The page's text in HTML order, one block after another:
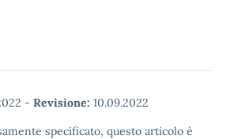
- Revisione: 10.09.2022
specificato, questo articolo è